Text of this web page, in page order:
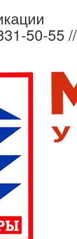
50-55 //